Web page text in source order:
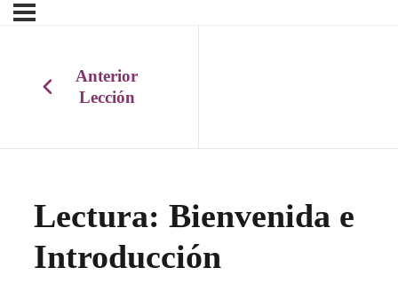
Anterior
Lección
Lectura: Bienvenida e
Introducción